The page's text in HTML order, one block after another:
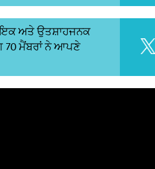
ਅਤੇ ਉਤਸ਼ਾਹਜਨਕ
70 ਮੈਂਬਰਾਂ ਨੇ ਆਪਣੇ